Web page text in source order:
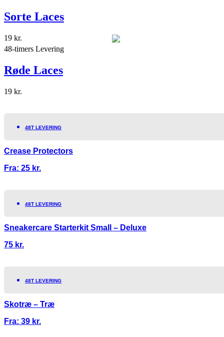
Sorte Laces
19 kr.
48-timers Levering
Røde Laces
19 kr.
48T LEVERING
Crease Protectors
Fra: 25 kr.
48T LEVERING
Sneakercare Starterkit Small – Deluxe
75 kr.
48T LEVERING
Skotræ – Træ
Fra: 39 kr.